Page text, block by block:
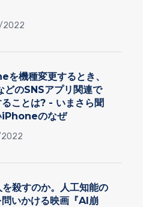
を機種変更するとき、
どのSNSアプリ関連で
ことは? - いまさら聞
iPhoneのなぜ
殺すのか。人工知能の
いかける映画『AI崩